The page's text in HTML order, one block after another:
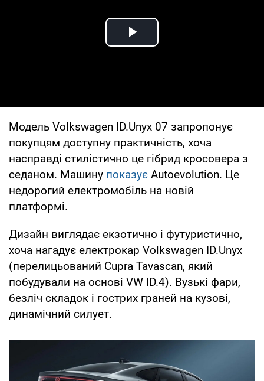
Play Video
Модель Volkswagen ID.Unyx 07 запропонує
покупцям доступну практичність, хоча
насправді стилістично це гібрид кросовера з
седаном. Машину показує Autoevolution. Це
недорогий електромобіль на новій
платформі.
Дизайн виглядає екзотично і футуристично,
хоча нагадує електрокар Volkswagen ID.Unyx
(перелицьований Cupra Tavascan, який
побудували на основі VW ID.4). Вузькі фари,
безліч складок і гострих граней на кузові,
динамічний силует.